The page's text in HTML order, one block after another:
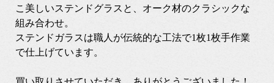
こ美しいステンドグラスと、オーク材のクラシックな
組み合わせ。
ステンドガラスは職人が伝統的な工法で1枚1枚手作業
で仕上げています。